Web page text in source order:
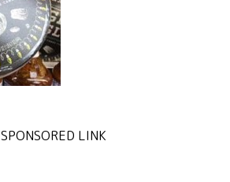
SPONSORED LINK